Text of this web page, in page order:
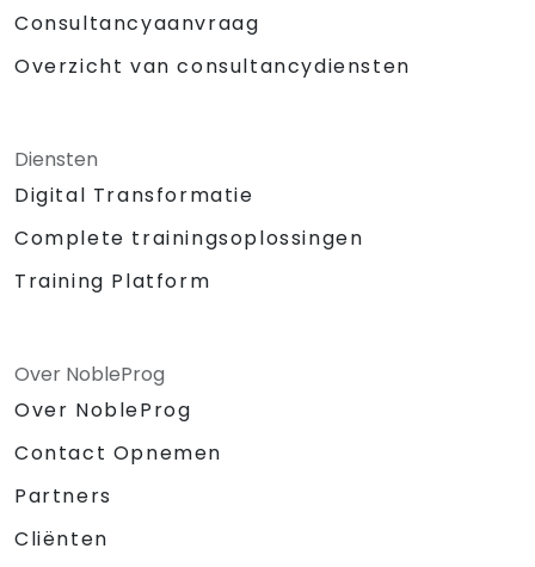
Consultancyaanvraag
Overzicht van consultancydiensten
Diensten
Digital Transformatie
Complete trainingsoplossingen
Training Platform
Over NobleProg
Over NobleProg
Contact Opnemen
Partners
Cliënten